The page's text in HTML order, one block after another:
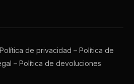
Política de privacidad – Política de
– Política de devoluciones